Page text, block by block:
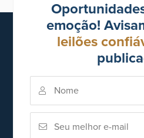
emoção!
leilões